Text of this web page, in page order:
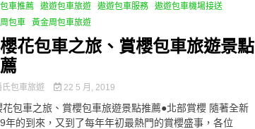
車推薦
遨遊包車旅遊 遨遊包車服務
遨遊包車機場接送
包車
黃金周包車旅遊
花包車之旅、賞櫻包車旅遊景點
氏包車旅遊 22 5 月, 2019
花包車之旅、賞櫻包車旅遊景點推薦●北部賞櫻 隨著全新
年的到來，又到了每年年初最熱門的賞櫻盛事，各位